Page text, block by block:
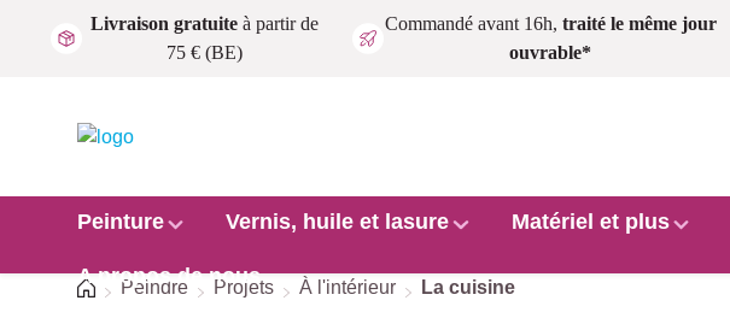
Passer au contenu principal
Livraison gratuite à partir de
75 € (BE)
Commandé avant 16h, traité le même jour
ouvrable*
Peinture Vernis, huile et lasure Matériel et plus
A propos de nous
Accueil
Peindre Projets À l'intérieur La cuisine